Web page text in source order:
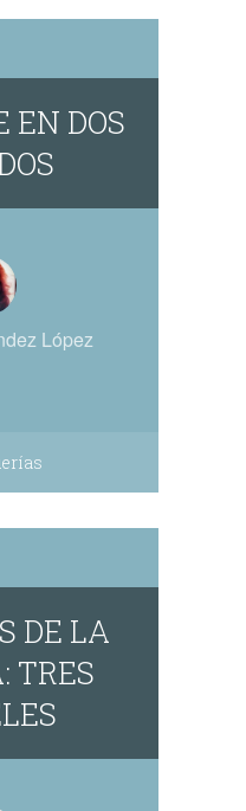
EN DOS
López
DE LA
TRES